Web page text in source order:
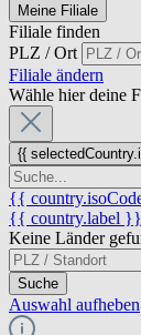
Meine Filiale
Filiale finden
PLZ / Ort
Filiale ändern
Wähle hier deine
{{
{{
{{ country.label }}
Keine Länder
Suche
Auswahl aufheben